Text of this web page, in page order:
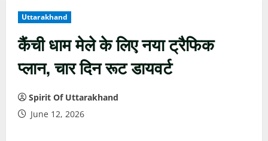
Uttarakhand
कैंची धाम मेले के लिए नया ट्रैफिक
प्लान, चार दिन रूट डायवर्ट
Spirit Of Uttarakhand
June 12, 2026